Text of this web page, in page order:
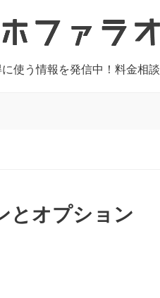
使う情報を発信中！料金相
とオプション